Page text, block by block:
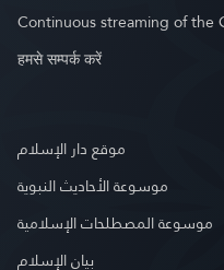
Continuous streaming of the
हमसे सम्पर्क करें
موقع دار الإسلام
موسوعة الأحاديث النبوية
موسوعة المصطلحات الإسلامية
بيان الإسلام